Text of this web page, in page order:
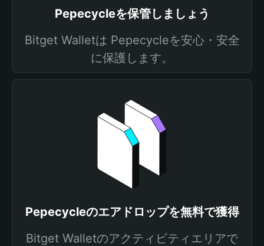
Pepecycleを保管しましょう
Bitget Walletは Pepecycleを安心・安全
に保護します。
Pepecycleのエアドロップを無料で獲得
Bitget Walletのアクティビティエリアで